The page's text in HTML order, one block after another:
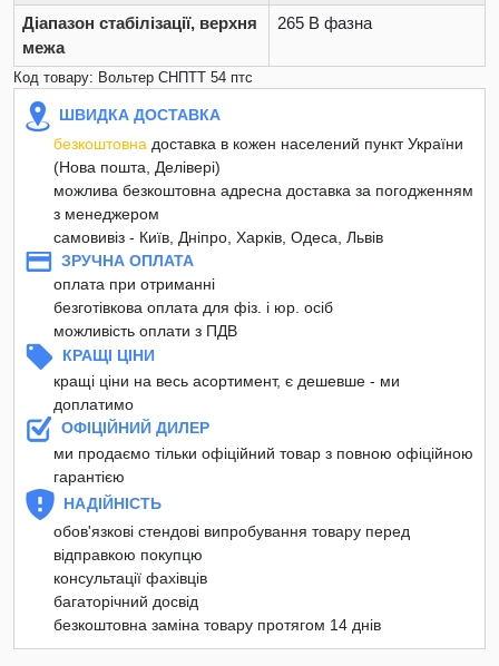
Діапазон стабілізації, верхня
межа
265 В фазна
Код товару: Вольтер СНПТТ 54 птс
ШВИДКА ДОСТАВКА
безкоштовна доставка в кожен населений пункт України
(Нова пошта, Делівері)
можлива безкоштовна адресна доставка за погодженням
з менеджером
самовивіз - Київ, Дніпро, Харків, Одеса, Львів
ЗРУЧНА ОПЛАТА
оплата при отриманні
безготівкова оплата для фіз. і юр. осіб
можливість оплати з ПДВ
КРАЩІ ЦІНИ
кращі ціни на весь асортимент, є дешевше - ми
доплатимо
ОФІЦІЙНИЙ ДИЛЕР
ми продаємо тільки офіційний товар з повною офіційною
гарантією
НАДІЙНІСТЬ
обов'язкові стендові випробування товару перед
відправкою покупцю
консультації фахівців
багаторічний досвід
безкоштовна заміна товару протягом 14 днів